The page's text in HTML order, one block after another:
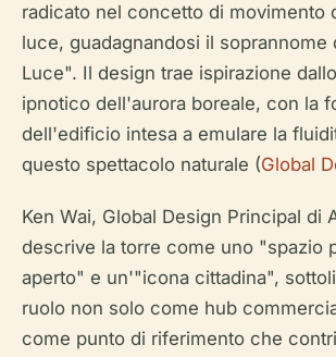
radicato nel concetto di movimento
luce, guadagnandosi il soprannome
Luce". Il design trae ispirazione
ipnotico dell'aurora boreale, con la
dell'edificio intesa a emulare la
questo spettacolo naturale (Global
Ken Wai, Global Design Principal di
descrive la torre come uno "spazio
aperto" e un'"icona cittadina",
ruolo non solo come hub
come punto di riferimento che